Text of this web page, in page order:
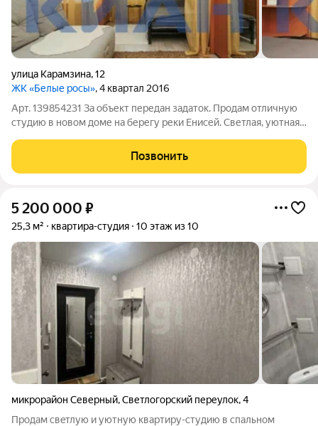
улица Карамзина,12
ЖК «Белые росы», 4 квартал 2016
Арт. 139854231 За объект передан задаток. Продам отличную
студию в новом доме на берегу реки Енисей. Светлая, уютная
можно сразу заехать и жить. В квартире остается мебель,
холодильник и
Позвонить
5 200 000 ₽
25,3 м² квартира-студия 10 этаж из 10
микрорайон Северный,Светлогорский переулок,4
Прoдам свeтлую и уютную квартиpу-студию в спальном